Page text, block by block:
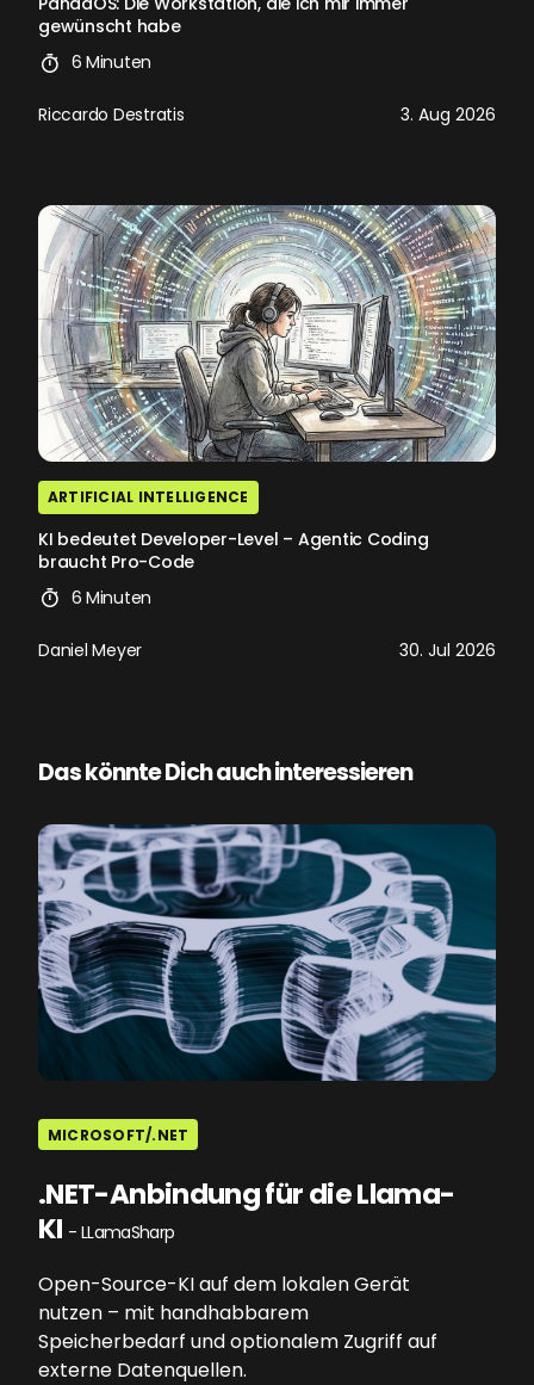
gewünscht habe
6 Minuten
Riccardo Destratis 3. Aug 2026
ARTIFICIAL INTELLIGENCE
KI bedeutet Developer-Level – Agentic Coding
braucht Pro-Code
6 Minuten
Daniel Meyer 30. Jul 2026
Das könnte Dich auch interessieren
MICROSOFT/.NET
.NET-Anbindung für die Llama-
KI - LLamaSharp
Open-Source-KI auf dem lokalen Gerät
nutzen – mit handhabbarem
Speicherbedarf und optionalem Zugriff auf
externe Datenquellen.